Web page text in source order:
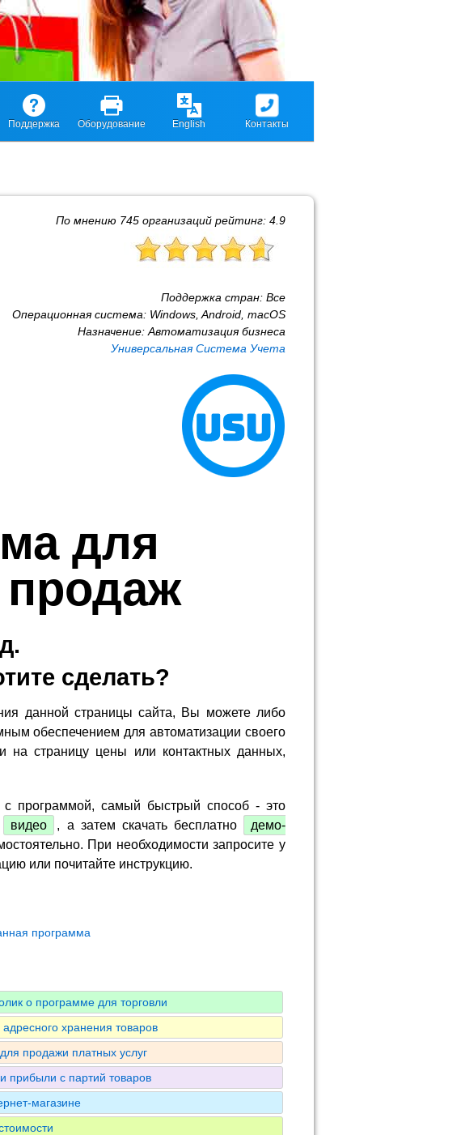
Поддержка Оборудование English Контакты
По мнению 745 организаций рейтинг: 4.9
Поддержка стран: Все
Операционная система: Windows, Android, macOS
Назначение: Автоматизация бизнеса
Универсальная Система Учета
для
сделать?
данной страницы сайта, Вы можете либо
обеспечением для автоматизации своего
на страницу цены или контактных данных,
с программой, самый быстрый способ - это
видео , а затем скачать бесплатно
демо-
При необходимости запросите у
или почитайте инструкцию.
программа
о программе для торговли
хранения товаров
продажи платных услуг
прибыли с партий товаров
магазине